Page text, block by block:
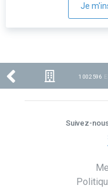
Je
1 002 596
Suivez-